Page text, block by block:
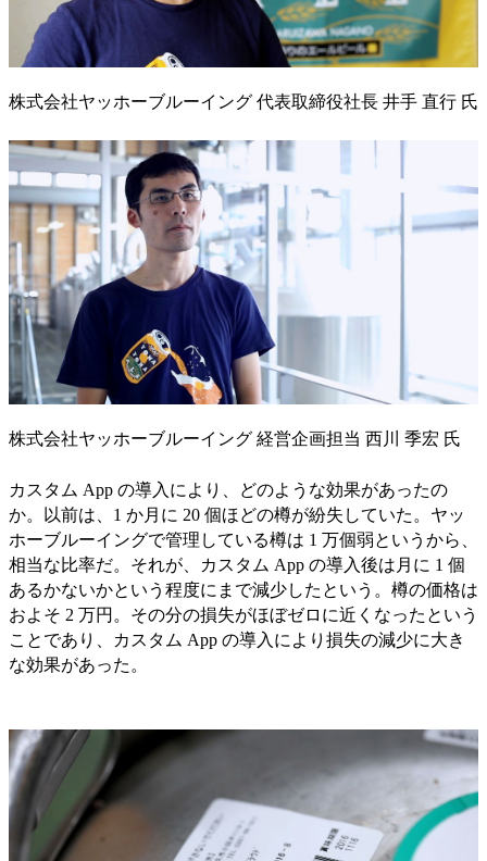
株式会社ヤッホーブルーイング 代表取締役社長 井手 直行 氏
株式会社ヤッホーブルーイング 経営企画担当 西川 季宏 氏
カスタム App の導入により、どのような効果があったの
か。以前は、1 か月に 20 個ほどの樽が紛失していた。ヤッ
ホーブルーイングで管理している樽は 1 万個弱というから、
相当な比率だ。それが、カスタム App の導入後は月に 1 個
あるかないかという程度にまで減少したという。樽の価格は
およそ 2 万円。その分の損失がほぼゼロに近くなったという
ことであり、カスタム App の導入により損失の減少に大き
な効果があった。